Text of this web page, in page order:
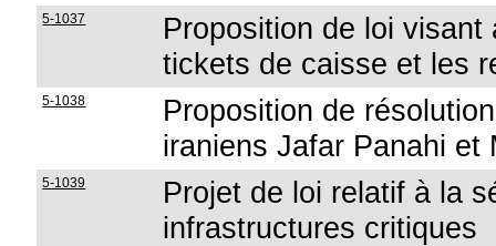
5-1037
Proposition de loi visant
tickets de caisse et les
5-1038
Proposition de
iraniens Jafar Panahi et
5-1039
Projet de loi relatif à la
infrastructures critiques